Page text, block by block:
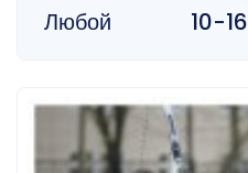
Любой 10-16